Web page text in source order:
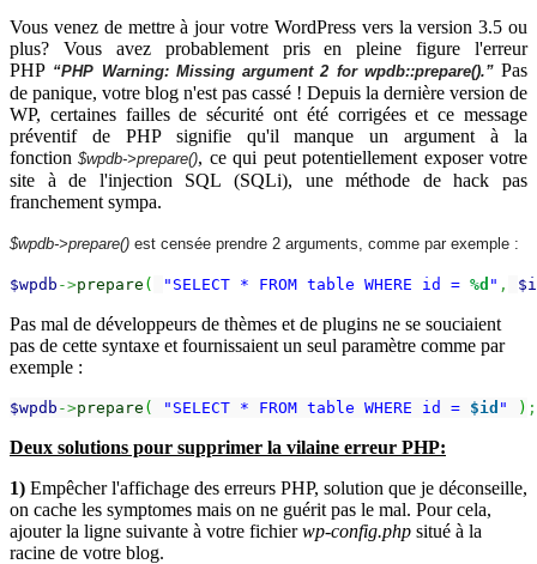
Vous venez de mettre à jour votre WordPress vers la version 3.5 ou
plus? Vous avez probablement pris en pleine figure l'erreur
PHP “PHP Warning: Missing argument 2 for wpdb::prepare().”Pas
de panique, votre blog n'est pas cassé ! Depuis la dernière version de
WP, certaines failles de sécurité ont été corrigées et ce message
préventif de PHP signifie qu'il manque un argument à la
fonction$wpdb->prepare(), ce qui peut potentiellement exposer votre
site à de l'injection SQL (SQLi), une méthode de hack pas
franchement sympa.
$wpdb->prepare() est censée prendre 2 arguments, comme par exemple :
$wpdb ->prepare ( "SELECT * FROM table WHERE id = %d " ,
Pas mal de développeurs de thèmes et de plugins ne se souciaient
pas de cette syntaxe et fournissaient un seul paramètre comme par
exemple :
$wpdb ->prepare ( "SELECT * FROM table WHERE id = $id " ) ;
Deux solutions pour supprimer la vilaine erreur PHP:
1) Empêcher l'affichage des erreurs PHP, solution que je déconseille,
on cache les symptomes mais on ne guérit pas le mal. Pour cela,
ajouter la ligne suivante à votre fichierwp-config.php situé à la
racine de votre blog.